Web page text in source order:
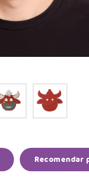
Recomendar